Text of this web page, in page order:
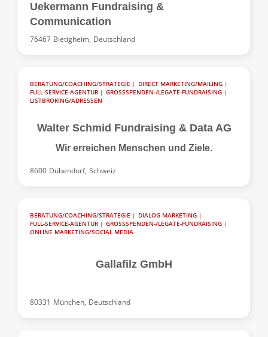
Uekermann Fundraising &
Communication
76467 Bietigheim, Deutschland
BERATUNG/COACHING/STRATEGIE | DIRECT MARKETING/MAILING |
FULL-SERVICE-AGENTUR | GROSSSPENDEN-/LEGATE-FUNDRAISING
|
LISTBROKING/ADRESSEN
Walter Schmid Fundraising & Data AG
Wir erreichen Menschen und Ziele.
8600 Dübendorf, Schweiz
BERATUNG/COACHING/STRATEGIE | DIALOG MARKETING |
FULL-SERVICE-AGENTUR | GROSSSPENDEN-/LEGATE-FUNDRAISING
|
ONLINE MARKETING/SOCIAL MEDIA
Gallafilz GmbH
80331 München, Deutschland